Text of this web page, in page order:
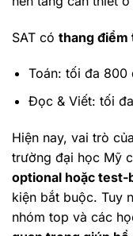
SAT có thang điểm
Toán: tối đa 800
Đọc & Viết: tối
Hiện nay, vai trò
trường đại học Mỹ
optional hoặc test-
kiện bắt buộc. Tuy
nhóm top và các